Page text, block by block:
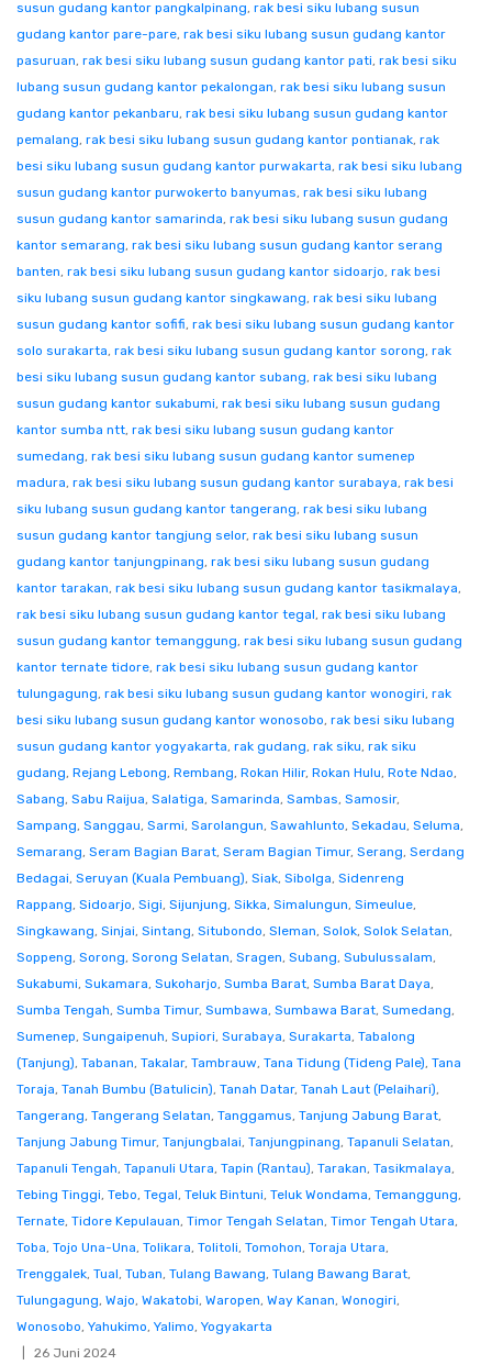
susun gudang kantor pangkalpinang, rak besi siku lubang susun
gudang kantor pare-pare, rak besi siku lubang susun gudang kantor
pasuruan, rak besi siku lubang susun gudang kantor pati, rak besi siku
lubang susun gudang kantor pekalongan, rak besi siku lubang susun
gudang kantor pekanbaru, rak besi siku lubang susun gudang kantor
pemalang, rak besi siku lubang susun gudang kantor pontianak, rak
besi siku lubang susun gudang kantor purwakarta, rak besi siku lubang
susun gudang kantor purwokerto banyumas, rak besi siku lubang
susun gudang kantor samarinda, rak besi siku lubang susun gudang
kantor semarang, rak besi siku lubang susun gudang kantor serang
banten, rak besi siku lubang susun gudang kantor sidoarjo, rak besi
siku lubang susun gudang kantor singkawang, rak besi siku lubang
susun gudang kantor sofifi, rak besi siku lubang susun gudang kantor
solo surakarta, rak besi siku lubang susun gudang kantor sorong, rak
besi siku lubang susun gudang kantor subang, rak besi siku lubang
susun gudang kantor sukabumi, rak besi siku lubang susun gudang
kantor sumba ntt, rak besi siku lubang susun gudang kantor
sumedang, rak besi siku lubang susun gudang kantor sumenep
madura, rak besi siku lubang susun gudang kantor surabaya, rak besi
siku lubang susun gudang kantor tangerang, rak besi siku lubang
susun gudang kantor tangjung selor, rak besi siku lubang susun
gudang kantor tanjungpinang, rak besi siku lubang susun gudang
kantor tarakan, rak besi siku lubang susun gudang kantor tasikmalaya,
rak besi siku lubang susun gudang kantor tegal, rak besi siku lubang
susun gudang kantor temanggung, rak besi siku lubang susun gudang
kantor ternate tidore, rak besi siku lubang susun gudang kantor
tulungagung, rak besi siku lubang susun gudang kantor wonogiri, rak
besi siku lubang susun gudang kantor wonosobo, rak besi siku lubang
susun gudang kantor yogyakarta, rak gudang, rak siku, rak siku
gudang, Rejang Lebong, Rembang, Rokan Hilir, Rokan Hulu, Rote Ndao,
Sabang, Sabu Raijua, Salatiga, Samarinda, Sambas, Samosir,
Sampang, Sanggau, Sarmi, Sarolangun, Sawahlunto, Sekadau, Seluma,
Semarang, Seram Bagian Barat, Seram Bagian Timur, Serang, Serdang
Bedagai, Seruyan (Kuala Pembuang), Siak, Sibolga, Sidenreng
Rappang, Sidoarjo, Sigi, Sijunjung, Sikka, Simalungun, Simeulue,
Singkawang, Sinjai, Sintang, Situbondo, Sleman, Solok, Solok Selatan,
Soppeng, Sorong, Sorong Selatan, Sragen, Subang, Subulussalam,
Sukabumi, Sukamara, Sukoharjo, Sumba Barat, Sumba Barat Daya,
Sumba Tengah, Sumba Timur, Sumbawa, Sumbawa Barat, Sumedang,
Sumenep, Sungaipenuh, Supiori, Surabaya, Surakarta, Tabalong
(Tanjung), Tabanan, Takalar, Tambrauw, Tana Tidung (Tideng Pale), Tana
Toraja, Tanah Bumbu (Batulicin), Tanah Datar, Tanah Laut (Pelaihari),
Tangerang, Tangerang Selatan, Tanggamus, Tanjung Jabung Barat,
Tanjung Jabung Timur, Tanjungbalai, Tanjungpinang, Tapanuli Selatan,
Tapanuli Tengah, Tapanuli Utara, Tapin (Rantau), Tarakan, Tasikmalaya,
Tebing Tinggi, Tebo, Tegal, Teluk Bintuni, Teluk Wondama, Temanggung,
Ternate, Tidore Kepulauan, Timor Tengah Selatan, Timor Tengah Utara,
Toba, Tojo Una-Una, Tolikara, Tolitoli, Tomohon, Toraja Utara,
Trenggalek, Tual, Tuban, Tulang Bawang, Tulang Bawang Barat,
Tulungagung, Wajo, Wakatobi, Waropen, Way Kanan, Wonogiri,
Wonosobo, Yahukimo, Yalimo, Yogyakarta
26 Juni 2024